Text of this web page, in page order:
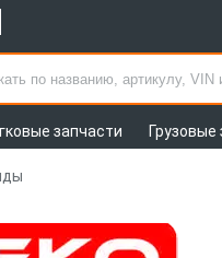
запчасти Грузовые